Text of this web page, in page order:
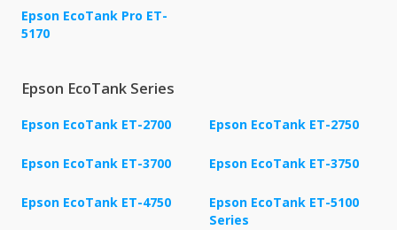
Epson EcoTank Pro ET-
5170
Epson EcoTank Series
Epson EcoTank ET-2700 Epson EcoTank ET-2750
Epson EcoTank ET-3700 Epson EcoTank ET-3750
Epson EcoTank ET-4750
Epson EcoTank ET-5100
Series